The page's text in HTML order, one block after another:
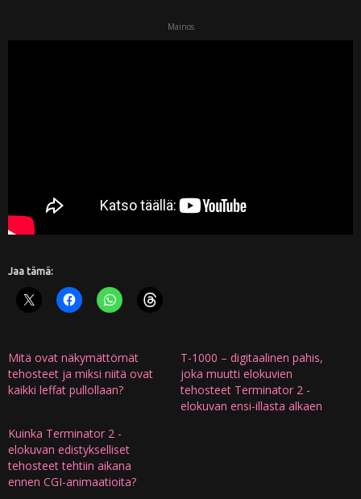
Mainos
Jaa tämä:
Mitä ovat näkymättömät
tehosteet ja miksi niitä ovat
kaikki leffat pullollaan?
T-1000 – digitaalinen pahis,
joka muutti elokuvien
tehosteet Terminator 2 -
elokuvan ensi-illasta alkaen
Kuinka Terminator 2 -
elokuvan edistykselliset
tehosteet tehtiin aikana
ennen CGI-animaatioita?